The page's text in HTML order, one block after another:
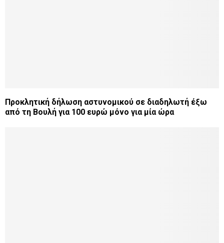
Προκλητική δήλωση αστυνομικού σε διαδηλωτή έξω
από τη Βουλή για 100 ευρώ μόνο για μία ώρα